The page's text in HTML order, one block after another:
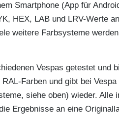
Smartphone (App für
HEX, LAB und LRV-Werte
weitere Farbsysteme
Vespas getestet und
Farben und gibt bei
siehe oben) wieder. Alle
Ergebnisse an eine